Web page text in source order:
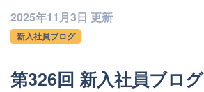
2025年11月3日 更新
新入社員ブログ
第326回 新入社員ブログ